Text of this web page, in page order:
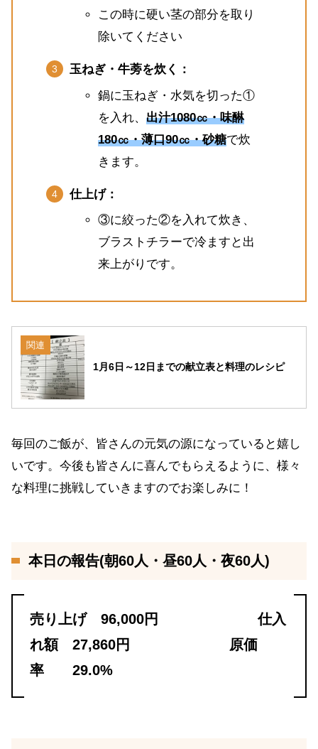
この時に硬い茎の部分を取り
除いてください
玉ねぎ・牛蒡を炊く：
鍋に玉ねぎ・水気を切った①
を入れ、 出汁1080㏄・味醂
180㏄・薄口90㏄・砂糖で炊
きます。
仕上げ：
③に絞った②を入れて炊き、
ブラストチラーで冷ますと出
来上がりです。
関連
1月6日～12日までの献立表と料理のレシピ
毎回のご飯が、皆さんの元気の源になっていると嬉し
いです。今後も皆さんに喜んでもらえるように、様々
な料理に挑戦していきますのでお楽しみに！
本日の報告(朝60人・昼60人・夜60人)
売り上げ 96,000円 仕入
れ額 27,860円 原価
率 29.0%